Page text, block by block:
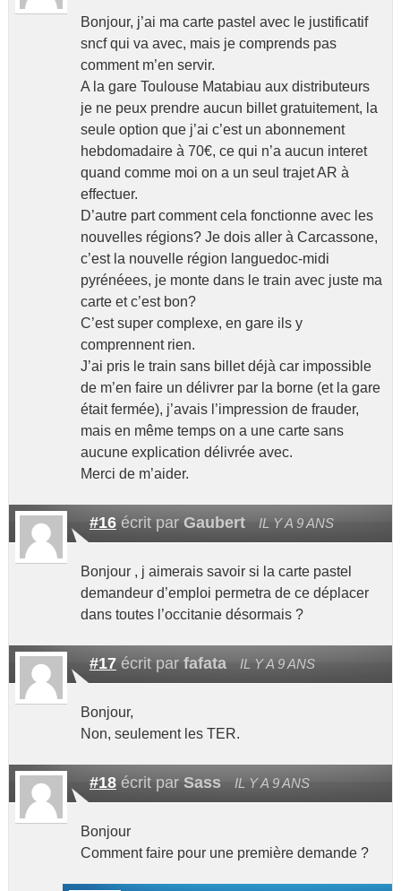
Bonjour, j’ai ma carte pastel avec le justificatif
sncf qui va avec, mais je comprends pas
comment m’en servir.
A la gare Toulouse Matabiau aux distributeurs
je ne peux prendre aucun billet gratuitement, la
seule option que j’ai c’est un abonnement
hebdomadaire à 70€, ce qui n’a aucun interet
quand comme moi on a un seul trajet AR à
effectuer.
D’autre part comment cela fonctionne avec les
nouvelles régions? Je dois aller à Carcassone,
c’est la nouvelle région languedoc-midi
pyrénéees, je monte dans le train avec juste ma
carte et c’est bon?
C’est super complexe, en gare ils y
comprennent rien.
J’ai pris le train sans billet déjà car impossible
de m’en faire un délivrer par la borne (et la gare
était fermée), j’avais l’impression de frauder,
mais en même temps on a une carte sans
aucune explication délivrée avec.
Merci de m’aider.
#16écrit par Gaubert IL Y A 9 ANS
Bonjour , j aimerais savoir si la carte pastel
demandeur d’emploi permetra de ce déplacer
dans toutes l’occitanie désormais ?
#17écrit par fafata IL Y A 9 ANS
Bonjour,
Non, seulement les TER.
#18écrit par Sass IL Y A 9 ANS
Bonjour
Comment faire pour une première demande ?